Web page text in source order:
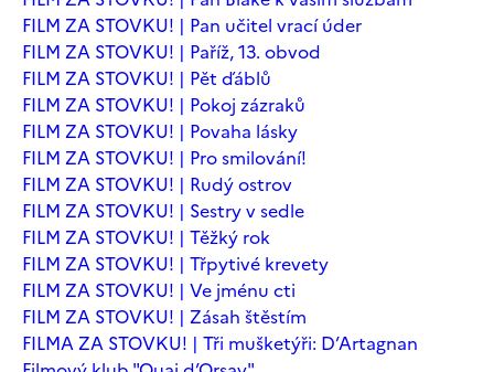
FILM ZA STOVKU! | Pan učitel vrací úder
FILM ZA STOVKU! | Paříž, 13. obvod
FILM ZA STOVKU! | Pět ďáblů
FILM ZA STOVKU! | Pokoj zázraků
FILM ZA STOVKU! | Povaha lásky
FILM ZA STOVKU! | Pro smilování!
FILM ZA STOVKU! | Rudý ostrov
FILM ZA STOVKU! | Sestry v sedle
FILM ZA STOVKU! | Těžký rok
FILM ZA STOVKU! | Třpytivé krevety
FILM ZA STOVKU! | Ve jménu cti
FILM ZA STOVKU! | Zásah štěstím
FILMA ZA STOVKU! | Tři mušketýři: D’Artagnan